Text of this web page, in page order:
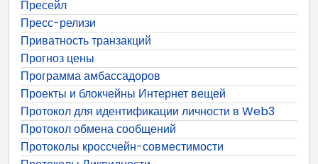
Пресейл
Пресс-релизи
Приватность транзакций
Прогноз цены
Программа амбассадоров
Проекты и блокчейны Интернет вещей
Протокол для идентификации личности в Web3
Протокол обмена сообщений
Протоколы кроссчейн-совместимости